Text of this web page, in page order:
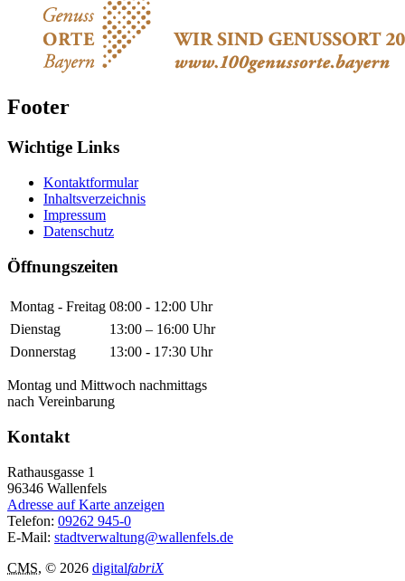
Footer
Wichtige Links
Kontaktformular
Inhaltsverzeichnis
Impressum
Datenschutz
Öffnungszeiten
Montag - Freitag 08:00 - 12:00 Uhr
Dienstag
13:00 – 16:00 Uhr
Donnerstag
13:00 - 17:30 Uhr
Montag und Mittwoch nachmittags
nach Vereinbarung
Kontakt
Rathausgasse 1
96346 Wallenfels
Adresse auf Karte anzeigen
Telefon: 09262 945-0
E-Mail: stadtverwaltung@wallenfels.de
CMS, © 2026 digitalfabriX